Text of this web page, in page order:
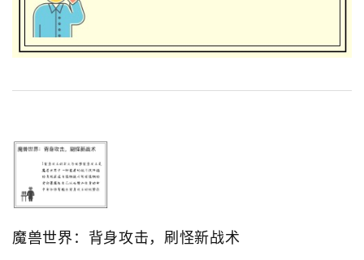
魔兽世界：背身攻击，刷怪新战术